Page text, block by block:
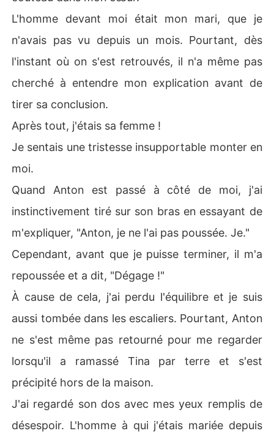
L'homme devant moi était mon mari, que je
n'avais pas vu depuis un mois. Pourtant, dès
l'instant où on s'est retrouvés, il n'a même pas
cherché à entendre mon explication avant de
tirer sa conclusion.
Après tout, j'étais sa femme !
Je sentais une tristesse insupportable monter en
moi.
Quand Anton est passé à côté de moi, j'ai
instinctivement tiré sur son bras en essayant de
m'expliquer, "Anton, je ne l'ai pas poussée. Je."
Cependant, avant que je puisse terminer, il m'a
repoussée et a dit, "Dégage !"
À cause de cela, j'ai perdu l'équilibre et je suis
aussi tombée dans les escaliers. Pourtant, Anton
ne s'est même pas retourné pour me regarder
lorsqu'il a ramassé Tina par terre et s'est
précipité hors de la maison.
J'ai regardé son dos avec mes yeux remplis de
désespoir. L'homme à qui j'étais mariée depuis